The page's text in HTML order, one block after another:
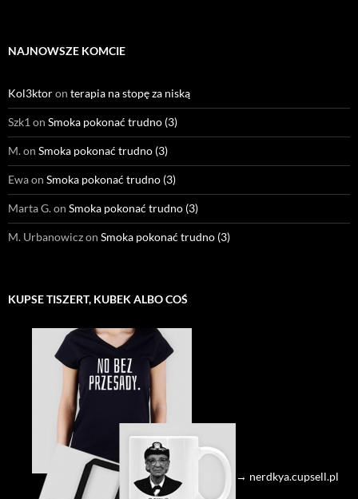
NAJNOWSZE KOMCIE
Kol3ktoron terapia na stopę za niską
Szk1on Smoka pokonać trudno (3)
M.on Smoka pokonać trudno (3)
Ewaon Smoka pokonać trudno (3)
Marta G.on Smoka pokonać trudno (3)
M. Urbanowiczon Smoka pokonać trudno (3)
KUPSE TISZERT, KUBEK ALBO COŚ
→ nerdkya.cupsell.pl